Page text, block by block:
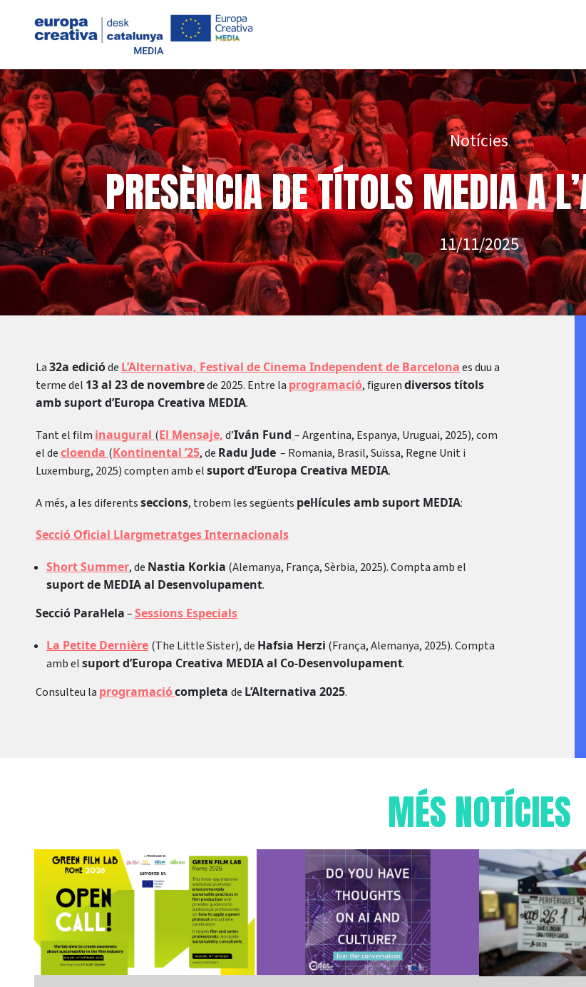
Notícies
PRESÈNCIA DE TÍTOLS MEDIA A
11/11/2025
La32a edicióde L’Alternativa, Festival de Cinema Independent de Barcelonaes duu a
terme del 13 al 23 de novembrede 2025. Entre la programació, figurendiversos títols
amb suport d’Europa Creativa MEDIA.
Tant el film inaugural (El Mensaje,d’Iván Fund – Argentina, Espanya, Uruguai, 2025), com
el decloenda (Kontinental ’25, de Radu Jude – Romania, Brasil, Suïssa, Regne Unit i
Luxemburg, 2025) compten amb elsuport d’Europa Creativa MEDIA.
A més, a les diferentsseccions, trobem les següents pel·lícules amb suport MEDIA:
Secció Oficial Llargmetratges Internacionals
Short Summer, de Nastia Korkia (Alemanya, França, Sèrbia, 2025). Compta amb el
suport de MEDIA al Desenvolupament.
Secció Paral·lela–Sessions Especials
La Petite Dernière (The Little Sister), de Hafsia Herzi (França, Alemanya, 2025). Compta
amb elsuport d’Europa Creativa MEDIA al Co-Desenvolupament.
Consulteu la programaciócompleta de L’Alternativa 2025.
MÉS NOTÍCIES